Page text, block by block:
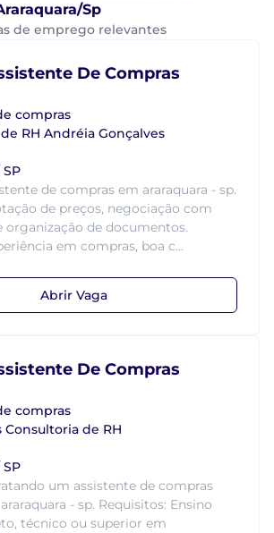
Sp
de emprego relevantes
De Compras
compras
RH Andréia Gonçalves
de compras em araraquara - sp.
de preços, negociação com
organização de documentos.
em compras, boa c...
Abrir Vaga
De Compras
compras
Consultoria de RH
um assistente de compras
- sp. Requisitos: Ensino
técnico ou superior em